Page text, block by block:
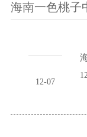
海南一色桃子
12-07